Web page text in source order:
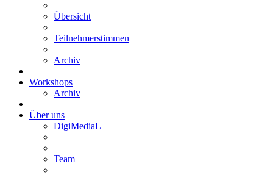
Übersicht
Teilnehmerstimmen
Archiv
Workshops
Archiv
Über uns
DigiMediaL
Team